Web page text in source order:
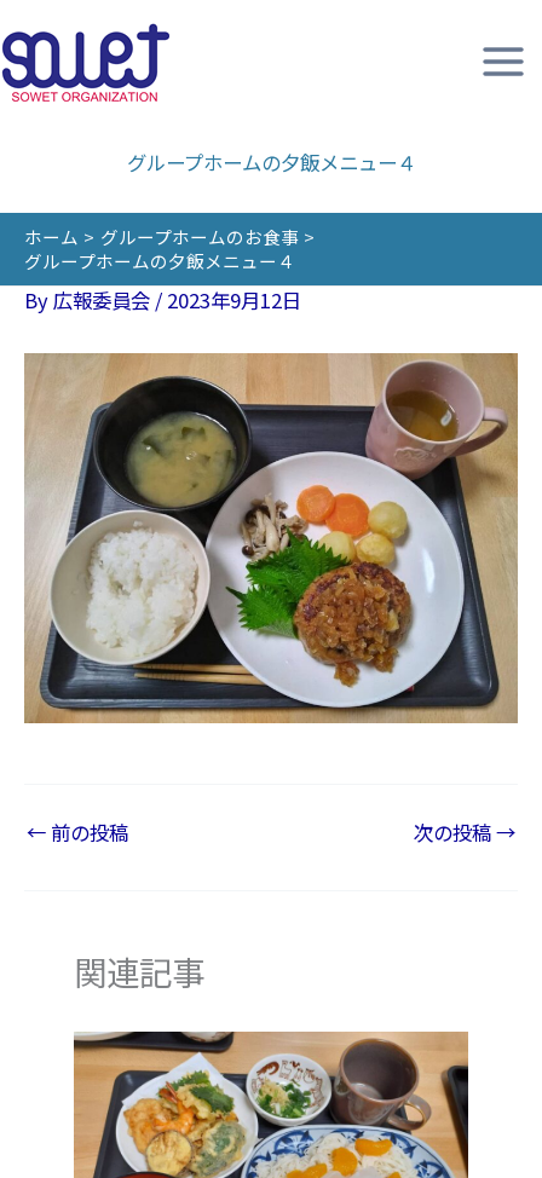
容
を
グループホームの夕飯メニュー４
ホーム
グループホームのお食事
グループホームの夕飯メニュー４
By 広報委員会 / 2023年9月12日
← 前の投稿 次の投稿→
関連記事